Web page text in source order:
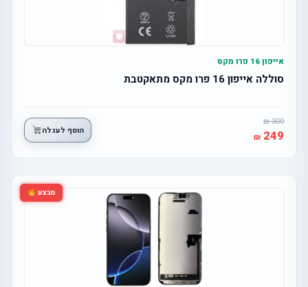
אייפון 16 פרו מקס
סוללה אייפון 16 פרו מקס מתאקטבת
300
249 הוסף לעגלה
מבצע